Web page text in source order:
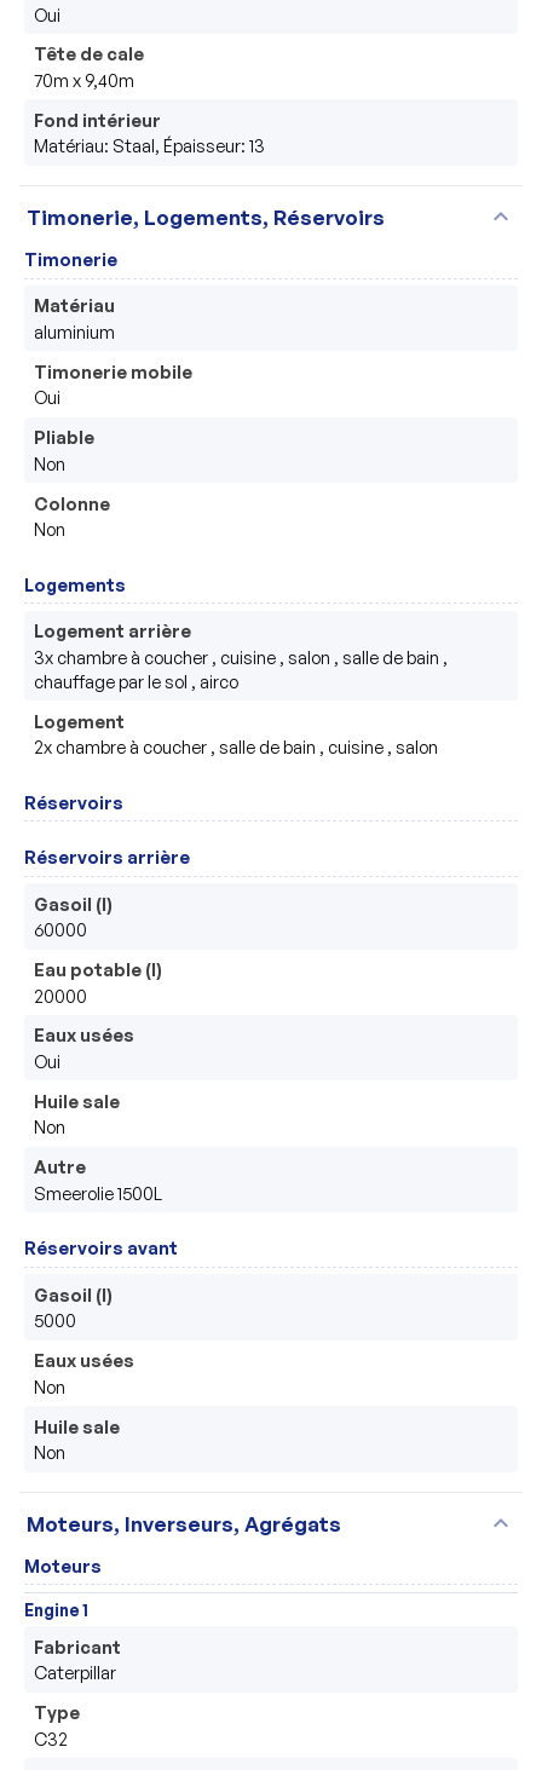
Oui
Tête de cale
70m x 9,40m
Fond intérieur
Matériau: Staal, Épaisseur: 13
Timonerie, Logements, Réservoirs expand_more
Timonerie
Matériau
aluminium
Timonerie mobile
Oui
Pliable
Non
Colonne
Non
Logements
Logement arrière
3x chambre à coucher , cuisine , salon , salle de bain ,
chauffage par le sol , airco
Logement
2x chambre à coucher , salle de bain , cuisine , salon
Réservoirs
Réservoirs arrière
Gasoil (l)
60000
Eau potable (l)
20000
Eaux usées
Oui
Huile sale
Non
Autre
Smeerolie 1500L
Réservoirs avant
Gasoil (l)
5000
Eaux usées
Non
Huile sale
Non
Moteurs, Inverseurs, Agrégats expand_more
Moteurs
Engine 1
Fabricant
Caterpillar
Type
C32